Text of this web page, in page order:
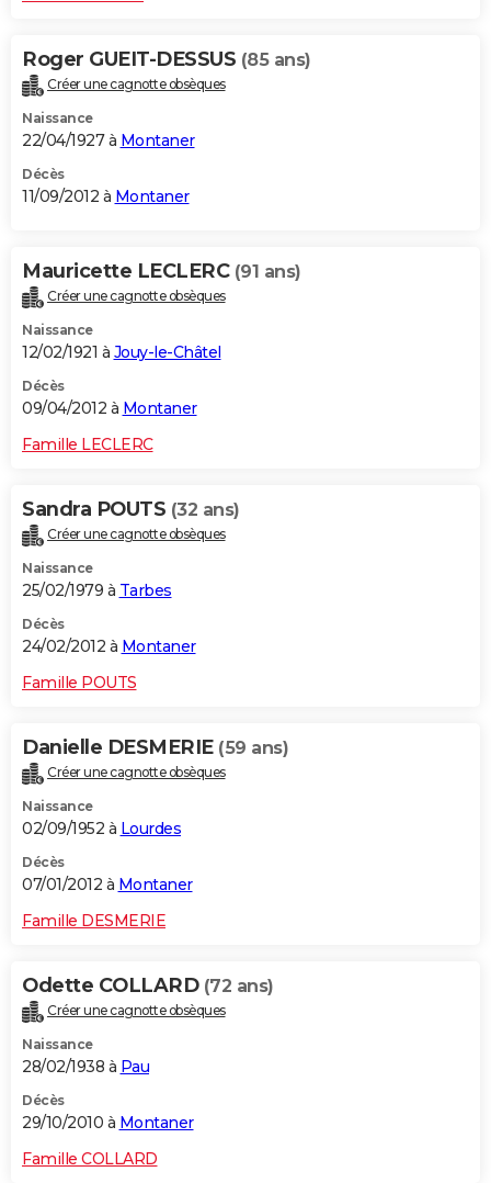
Roger GUEIT-DESSUS (85 ans)
Créer une cagnotte obsèques
Naissance
22/04/1927 à Montaner
Décès
11/09/2012 à Montaner
Mauricette LECLERC (91 ans)
Créer une cagnotte obsèques
Naissance
12/02/1921 à Jouy-le-Châtel
Décès
09/04/2012 à Montaner
Famille LECLERC
Sandra POUTS (32 ans)
Créer une cagnotte obsèques
Naissance
25/02/1979 à Tarbes
Décès
24/02/2012 à Montaner
Famille POUTS
Danielle DESMERIE (59 ans)
Créer une cagnotte obsèques
Naissance
02/09/1952 à Lourdes
Décès
07/01/2012 à Montaner
Famille DESMERIE
Odette COLLARD (72 ans)
Créer une cagnotte obsèques
Naissance
28/02/1938 à Pau
Décès
29/10/2010 à Montaner
Famille COLLARD